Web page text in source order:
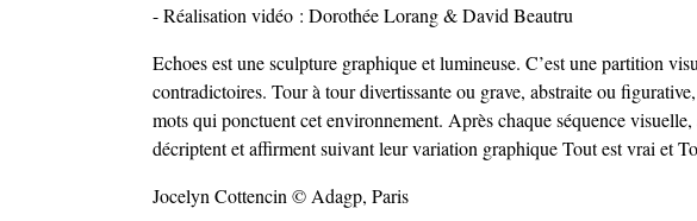
- Réalisation vidéo : Dorothée Lorang & David Beautru
Echoes est une sculpture graphique et lumineuse. C’est une partition
contradictoires. Tour à tour divertissante ou grave, abstraite ou
mots qui ponctuent cet environnement. Après chaque séquence
décriptent et affirment suivant leur variation graphique Tout est vrai et
Jocelyn Cottencin © Adagp, Paris